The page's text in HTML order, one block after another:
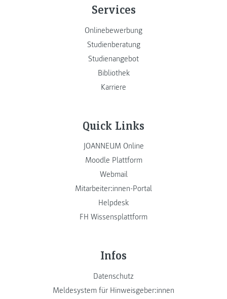
Services
Onlinebewerbung
Studienberatung
Studienangebot
Bibliothek
Karriere
Quick Links
JOANNEUM Online
Moodle Plattform
Webmail
Mitarbeiter:innen-Portal
Helpdesk
FH Wissensplattform
Infos
Datenschutz
Meldesystem für Hinweisgeber:innen